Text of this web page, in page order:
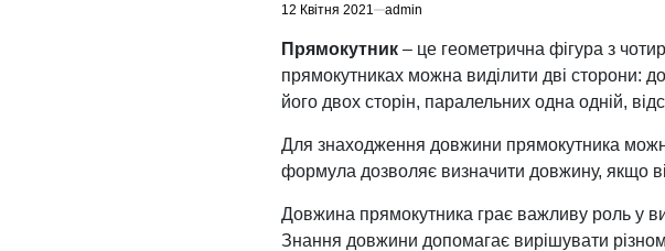
12 Квітня 2021 admin
Прямокутник – це геометрична фігура з
прямокутниках можна виділити дві сторони:
його двох сторін, паралельних одна одній,
Для знаходження довжини прямокутника
формула дозволяє визначити довжину, якщо
Довжина прямокутника грає важливу роль у
Знання довжини допомагає вирішувати